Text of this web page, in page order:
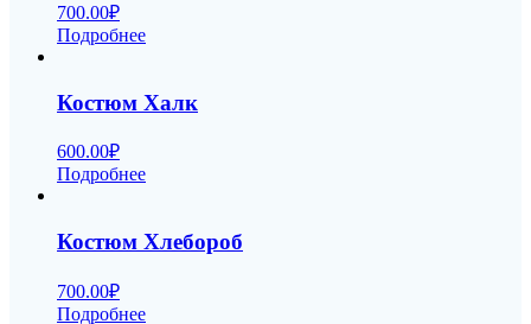
700.00₽
Подробнее
Костюм Халк
600.00₽
Подробнее
Костюм Хлебороб
700.00₽
Подробнее